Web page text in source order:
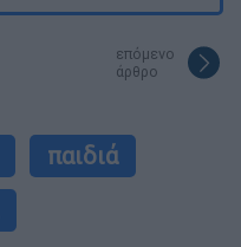
επόμενο
άρθρο
παιδιά